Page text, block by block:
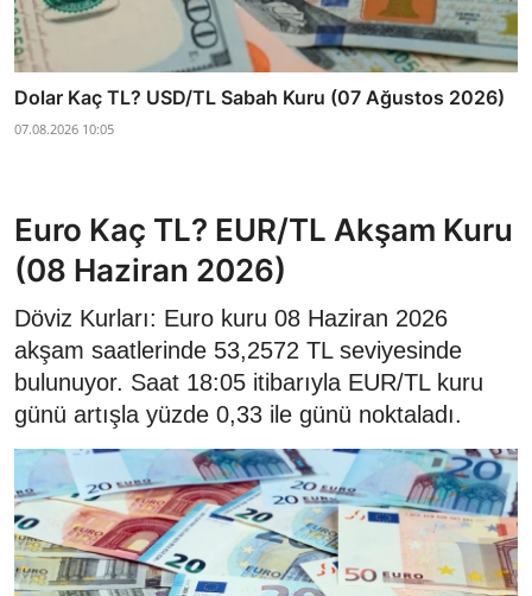
Dolar Kaç TL? USD/TL Sabah Kuru (07 Ağustos 2026)
07.08.2026 10:05
Euro Kaç TL? EUR/TL Akşam Kuru
(08 Haziran 2026)
Döviz Kurları: Euro kuru 08 Haziran 2026
akşam saatlerinde 53,2572 TL seviyesinde
bulunuyor. Saat 18:05 itibarıyla EUR/TL kuru
günü artışla yüzde 0,33 ile günü noktaladı.